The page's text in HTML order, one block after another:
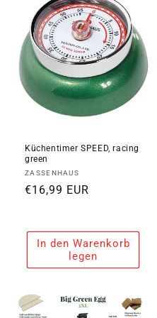
e
Küchentimer SPEED, racing
green
Anbieter:
ZASSENHAUS
Normaler
€16,99 EUR
In den Warenkorb
legen